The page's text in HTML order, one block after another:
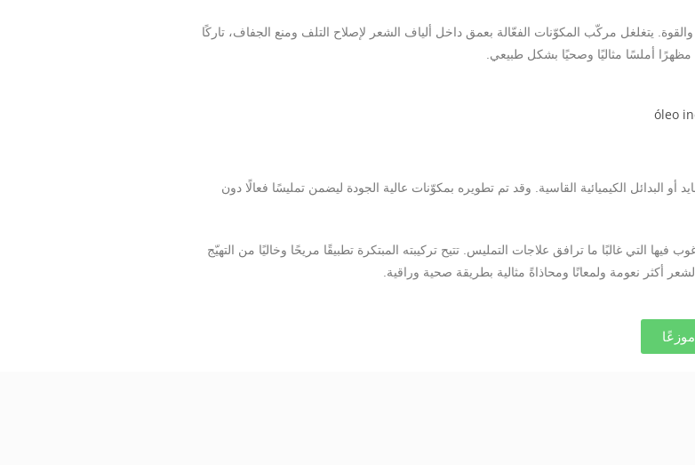
يتغلغل مركّب المكوّنات الفعّالة بعمق داخل ألياف الشعر لإصلاح التلف ومنع الجفاف، تاركًا
أملسًا مثاليًا وصحيًا بشكل طبيعي.
أو البدائل الكيميائية القاسية. وقد تم تطويره بمكوّنات عالية الجودة ليضمن تمليسًا فعالًا دون
فيها التي غالبًا ما ترافق علاجات التمليس. تتيح تركيبته المبتكرة تطبيقًا مريحًا وخاليًا من التهيّج
أكثر نعومة ولمعانًا ومحاذاةً مثالية بطريقة صحية وراقية.